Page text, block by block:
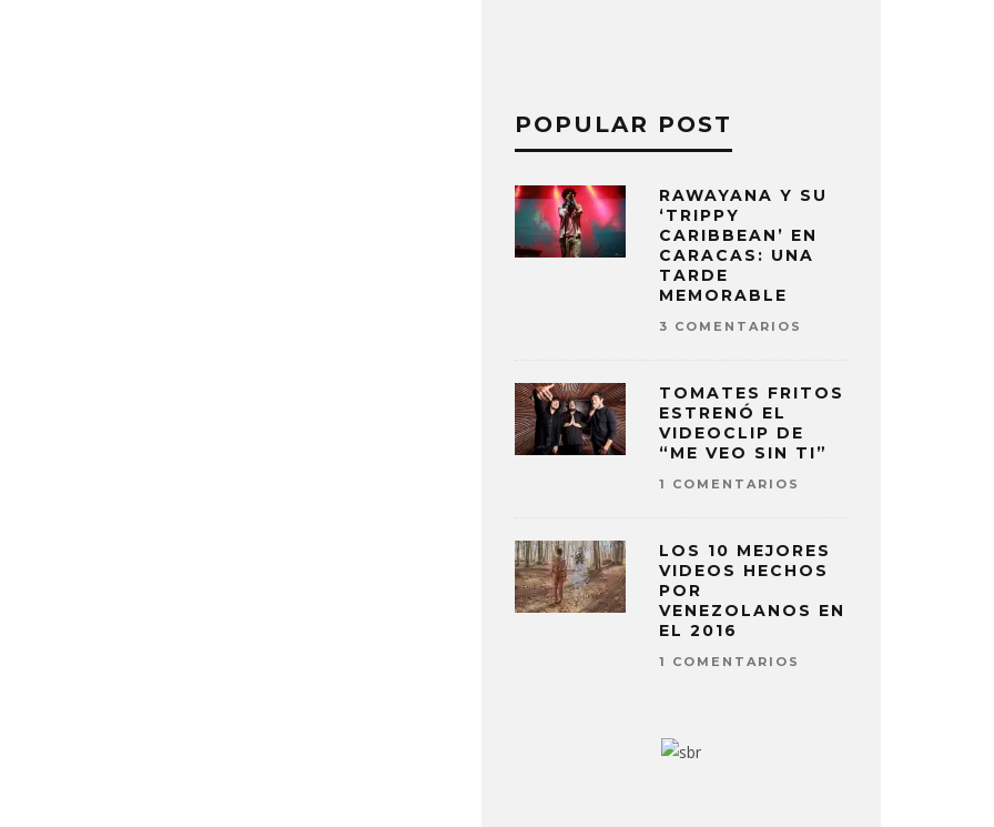
POPULAR POST
RAWAYANA Y SU
‘TRIPPY
CARIBBEAN’ EN
CARACAS: UNA
TARDE
MEMORABLE
3 COMENTARIOS
TOMATES FRITOS
ESTRENÓ EL
VIDEOCLIP DE
“ME VEO SIN TI”
1 COMENTARIOS
LOS 10 MEJORES
VIDEOS HECHOS
POR
VENEZOLANOS EN
EL 2016
1 COMENTARIOS